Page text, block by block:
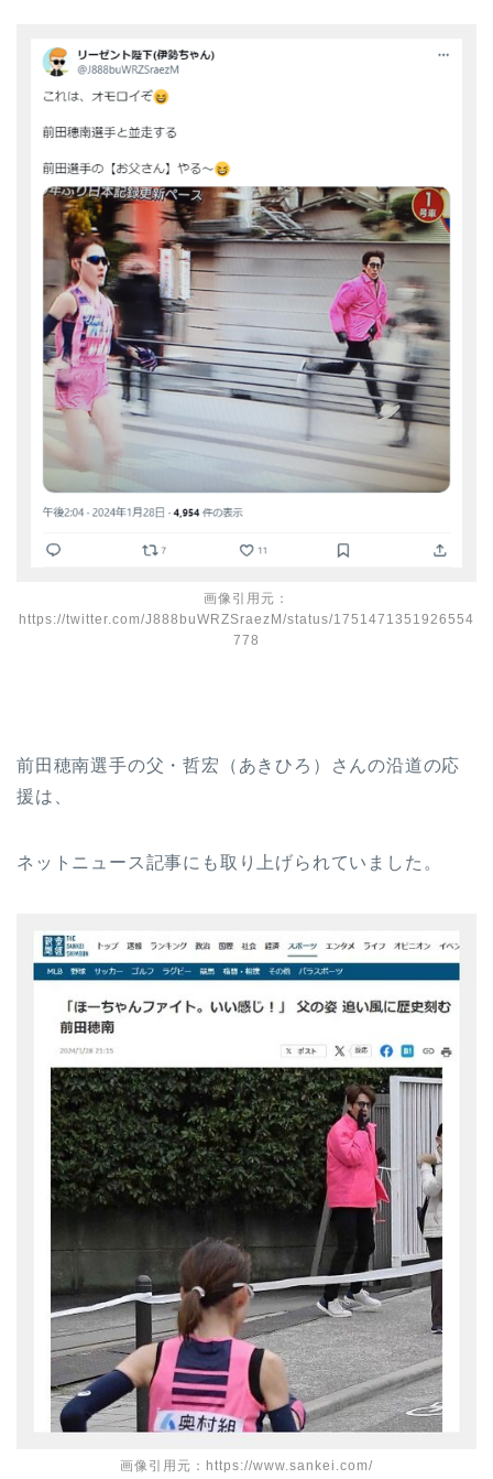
画像引用元：
https://twitter.com/J888buWRZSraezM/status/1751471351926554
778
前田穂南選手の父・哲宏（あきひろ）さんの沿道の応
援は、
ネットニュース記事にも取り上げられていました。
画像引用元：https://www.sankei.com/